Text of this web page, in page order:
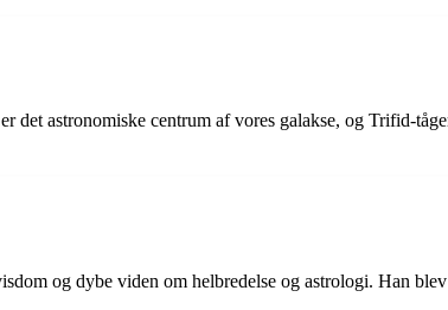
astronomiske centrum af vores galakse, og Trifid-
og dybe viden om helbredelse og astrologi. Han